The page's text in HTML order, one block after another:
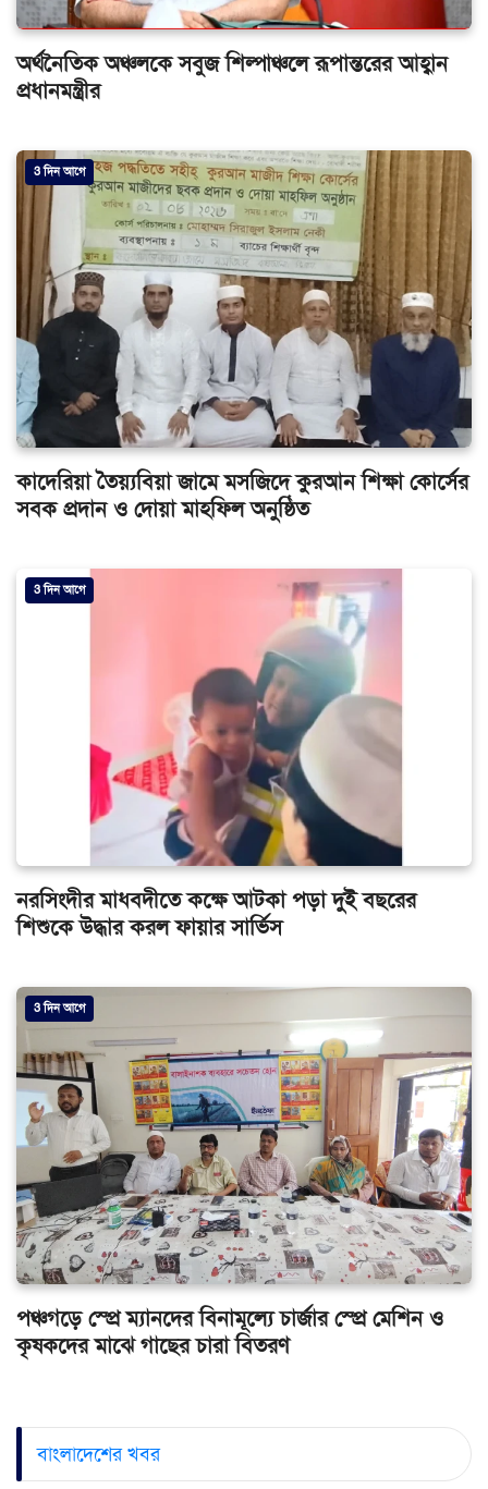
অর্থনৈতিক অঞ্চলকে সবুজ শিল্পাঞ্চলে রূপান্তরের আহ্বান
প্রধানমন্ত্রীর
3 দিন আগে
কাদেরিয়া তৈয়্যবিয়া জামে মসজিদে কুরআন শিক্ষা কোর্সের
সবক প্রদান ও দোয়া মাহফিল অনুষ্ঠিত
3 দিন আগে
নরসিংদীর মাধবদীতে কক্ষে আটকা পড়া দুই বছরের
শিশুকে উদ্ধার করল ফায়ার সার্ভিস
3 দিন আগে
পঞ্চগড়ে স্প্রে ম্যানদের বিনামূল্যে চার্জার স্প্রে মেশিন ও
কৃষকদের মাঝে গাছের চারা বিতরণ
বাংলাদেশের খবর